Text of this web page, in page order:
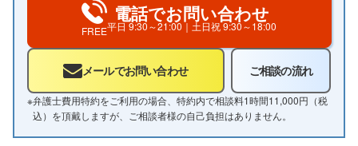
FREE
電話でお問い合わせ
平日9:30～21:00｜土日祝9:30～18:00
メールでお問い合わせ ご相談の流れ
※弁護士費用特約をご利用の場合、特約内で相談料1時間11,000円（税
込）を頂戴しますが、ご相談者様の自己負担はありません。